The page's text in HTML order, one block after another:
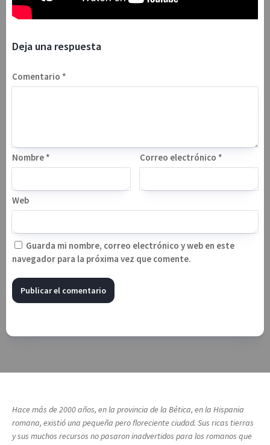
Deja una respuesta
Comentario *
Nombre * Correo electrónico *
Web
Guarda mi nombre, correo electrónico y web en este
navegador para la próxima vez que comente.
Hace más de 2000 años, en la provincia de la Bética, en la Hispania
romana, existió una pequeña pero floreciente ciudad. Sus ricas tierras
y sus muchos recursos no pasaron inadvertidos para los romanos que